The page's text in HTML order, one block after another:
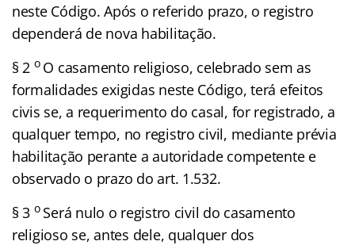
neste Código. Após o referido prazo, o registro
dependerá de nova habilitação.
§ 2 o O casamento religioso, celebrado sem as
formalidades exigidas neste Código, terá efeitos
civis se, a requerimento do casal, for registrado, a
qualquer tempo, no registro civil, mediante prévia
habilitação perante a autoridade competente e
observado o prazo do art. 1.532.
§ 3 o Será nulo o registro civil do casamento
religioso se, antes dele, qualquer dos